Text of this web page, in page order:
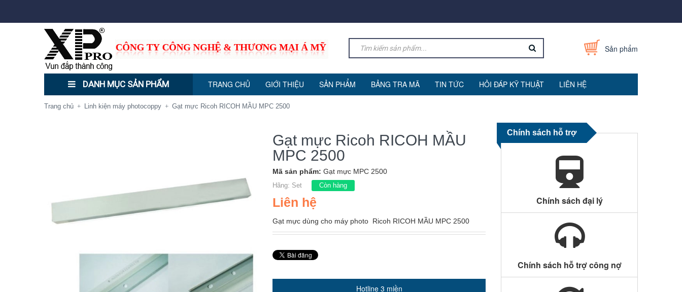
Sản phẩm
DANH MỤC SẢN PHẨM TRANG CHỦ GIỚI THIỆU SẢN PHẨM BẢNG TRA MÃ TIN TỨC HỎI ĐÁP KỸ THUẬT LIÊN HỆ
Trang chủ + Linh kiện máy photocoppy + Gạt mực Ricoh RICOH MẦU MPC 2500
Gạt mực Ricoh RICOH MẦU
MPC 2500
Mã sản phẩm: Gạt mực MPC 2500
Hãng: Set Còn hàng
Liên hệ
Gạt mực dùng cho máy photo Ricoh RICOH MẦU MPC 2500
Hotline 3 miền
Chính sách hỗ trợ
Chính sách đại lý
Chính sách hỗ trợ công nợ